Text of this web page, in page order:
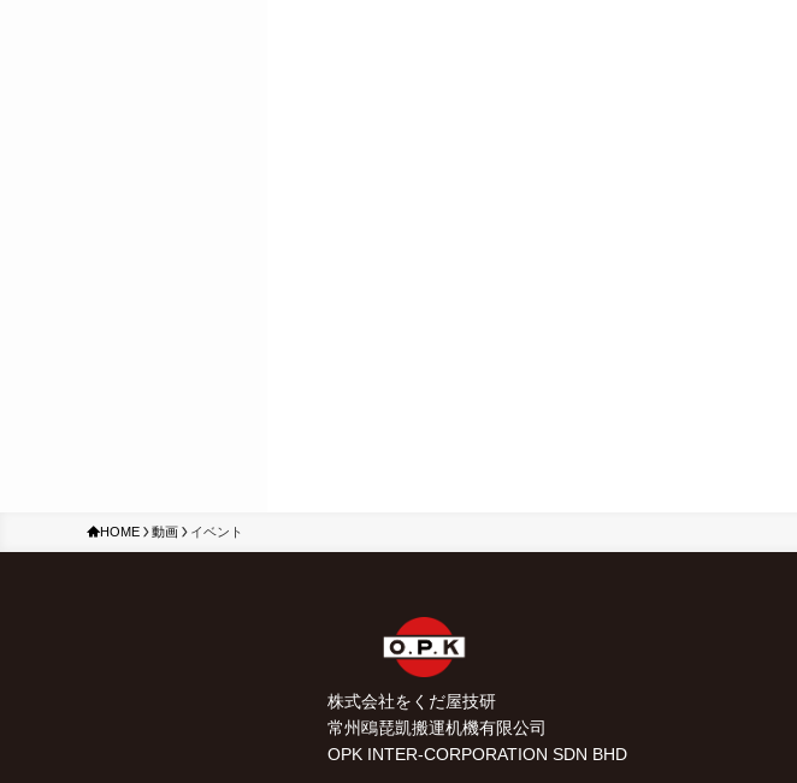
HOME 動画 イベント
株式会社をくだ屋技研
常州鴎琵凱搬運机機有限公司
OPK INTER-CORPORATION SDN BHD